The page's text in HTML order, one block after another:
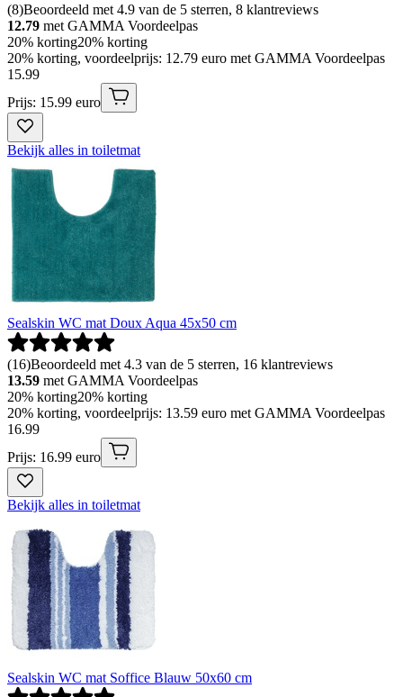
(8)Beoordeeld met 4.9 van de 5 sterren, 8 klantreviews
12.79 met GAMMA Voordeelpas
20% korting20% korting
20% korting, voordeelprijs: 12.79 euro met GAMMA Voordeelpas
15.99
Prijs: 15.99 euro
Bekijk alles in toiletmat
Sealskin WC mat Doux Aqua 45x50 cm
(16)Beoordeeld met 4.3 van de 5 sterren, 16 klantreviews
13.59 met GAMMA Voordeelpas
20% korting20% korting
20% korting, voordeelprijs: 13.59 euro met GAMMA Voordeelpas
16.99
Prijs: 16.99 euro
Bekijk alles in toiletmat
Sealskin WC mat Soffice Blauw 50x60 cm